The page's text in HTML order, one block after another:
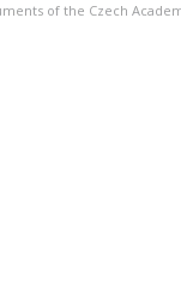
of the Czech